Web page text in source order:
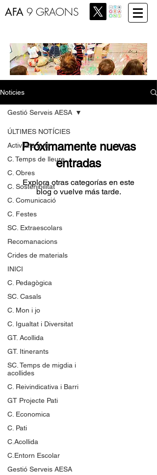
AFA 9 GRAONS
Noticies
ÚLTIMES NOTÍCIES
Activitats aula
C. Temps de lleure
C. Obres
C. Sostenibilitat
C. Comunicació
C. Festes
SC. Extraescolars
Recomanacions
Crides de materials
INICI
C. Pedagògica
SC. Casals
C. Mon i jo
C. Igualtat i Diversitat
GT. Acollida
GT. Itinerants
SC. Temps de migdia i
acollides
C. Reivindicativa i Barri
GT Projecte Pati
C. Economica
C. Pati
C.Acollida
C.Entorn Escolar
Gestió Serveis AESA
Gestió Serveis AESA
Próximamente nuevas
entradas
Explora otras categorías en este
blog o vuelve más tarde.